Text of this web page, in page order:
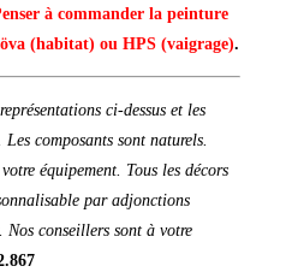
à commander la peinture
(habitat) ou HPS (vaigrage).
ci-dessus et les
composants sont naturels.
équipement. Tous les décors
par adjonctions
Nos conseillers sont à votre